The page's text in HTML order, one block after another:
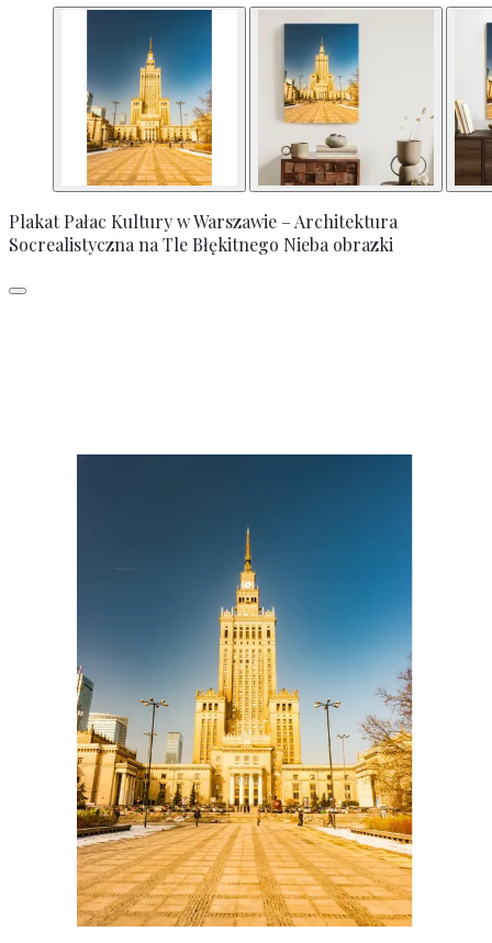
Plakat Pałac Kultury w Warszawie – Architektura
Socrealistyczna na Tle Błękitnego Nieba obrazki